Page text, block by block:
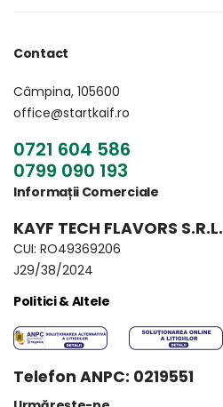
Contact
Câmpina, 105600
office@startkaif.ro
0721 604 586
0799 090 193
Informații Comerciale
KAYF TECH FLAVORS S.R.L.
CUI: RO49369206
J29/38/2024
Politici & Altele
Telefon ANPC: 0219551